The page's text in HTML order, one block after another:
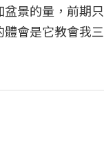
景的量，前期
會是它教會我